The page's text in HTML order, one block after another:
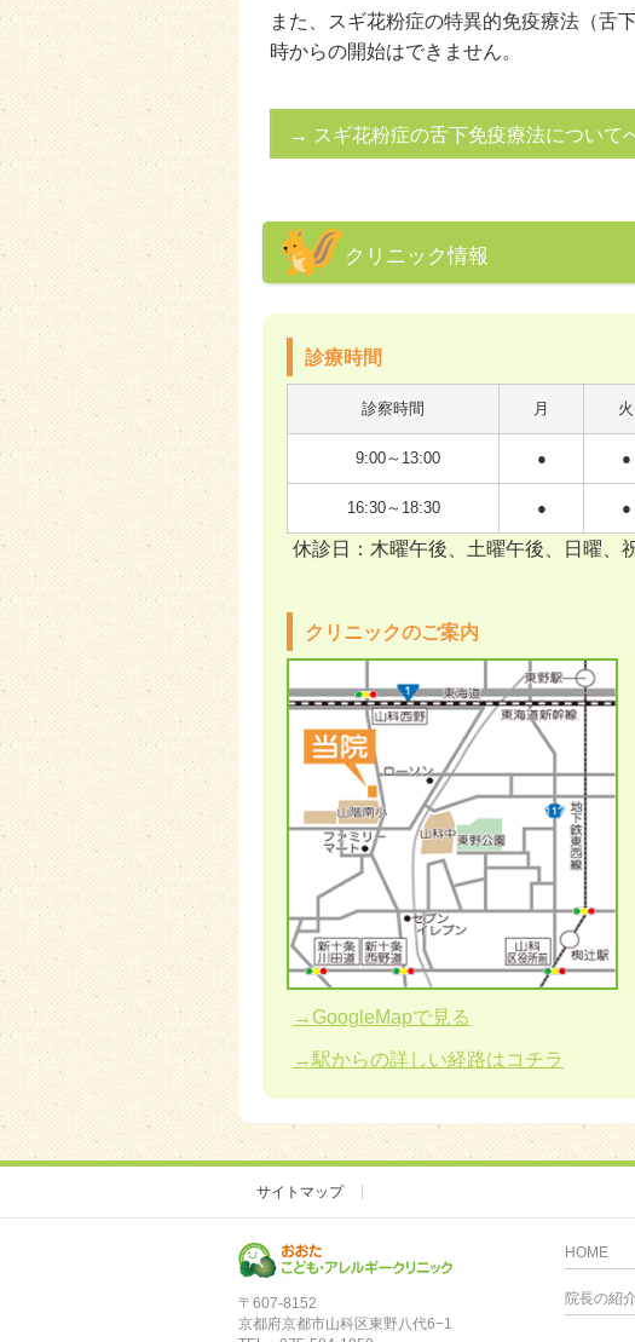
また、スギ花粉症の特異的免疫療法（舌
時からの開始はできません。
→ スギ花粉症の舌下免疫療法について
クリニック情報
診療時間
診察時間 月 火
9:00～13:00 ● ●
16:30～18:30 ● ●
休診日：木曜午後、土曜午後、日曜、
クリニックのご案内
→GoogleMapで見る
→駅からの詳しい経路はコチラ
サイトマップ
〒607-8152
京都府京都市山科区東野八代6−1
HOME
院長の紹介